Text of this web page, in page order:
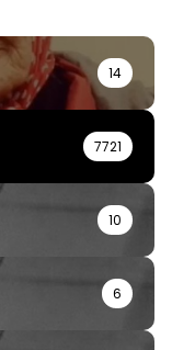
14
7721
10
6